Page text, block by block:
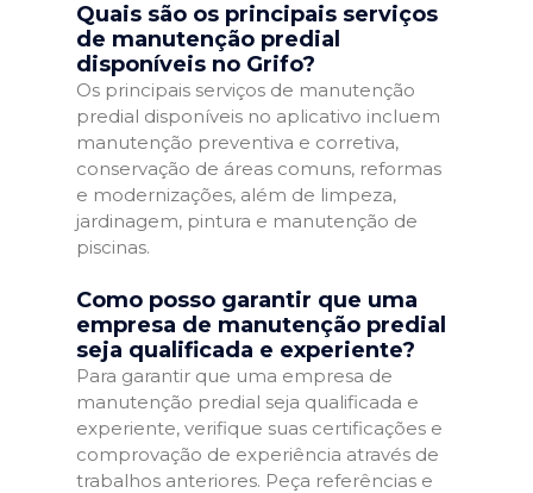
Quais são os principais serviços
de manutenção predial
disponíveis no Grifo?
Os principais serviços de manutenção
predial disponíveis no aplicativo incluem
manutenção preventiva e corretiva,
conservação de áreas comuns, reformas
e modernizações, além de limpeza,
jardinagem, pintura e manutenção de
piscinas.
Como posso garantir que uma
empresa de manutenção predial
seja qualificada e experiente?
Para garantir que uma empresa de
manutenção predial seja qualificada e
experiente, verifique suas certificações e
comprovação de experiência através de
trabalhos anteriores. Peça referências e